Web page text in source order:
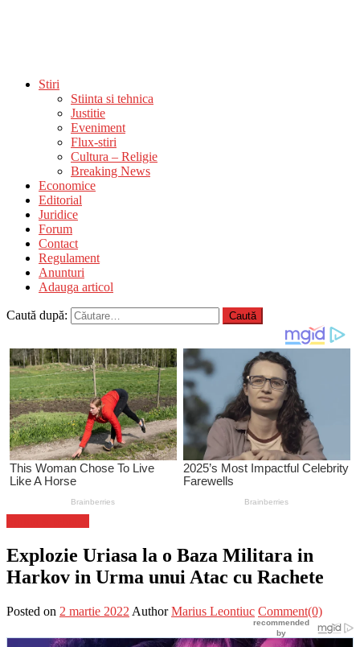
Stiri
Stiinta si tehnica
Justitie
Eveniment
Flux-stiri
Cultura – Religie
Breaking News
Economice
Editorial
Juridice
Forum
Contact
Regulament
Anunturi
Adauga articol
Caută după:
Explozie Uriasa la o Baza Militara in
Harkov in Urma unui Atac cu Rachete
Posted on 2 martie 2022 Author Marius Leontiuc Comment(0)